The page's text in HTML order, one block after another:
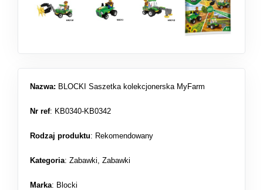
Nazwa: BLOCKI Saszetka kolekcjonerska MyFarm
Nr ref: KB0340-KB0342
Rodzaj produktu: Rekomendowany
Kategoria: Zabawki, Zabawki
Marka: Blocki